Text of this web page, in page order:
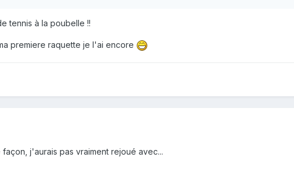
tennis à la poubelle !!
premiere raquette je l'ai encore
j'aurais pas vraiment rejoué avec...